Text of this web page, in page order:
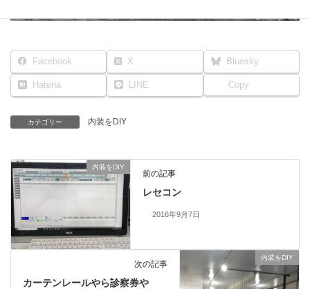
Facebook X Bluesky
Hatena LINE Copy
カテゴリー 内装をDIY
内装をDIY
前の記事
レセコン
2016年9月7日
内装をDIY
次の記事
カーテンレールやら診察券や